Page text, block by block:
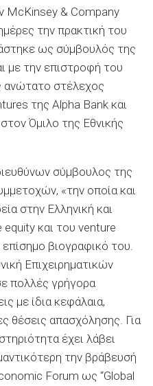
McKinsey & Company
την πρακτική του
ως σύμβουλός της
με την επιστροφή του
ανώτατο στέλεχος
της Alpha Bank και
Όμιλο της Εθνικής
σύμβουλος της
«την οποία και
στην Ελληνική και
και του venture
βιογραφικό του.
Επιχειρηματικών
πολλές γρήγορα
με ίδια κεφάλαια,
θέσεις απασχόλησης. Για
έχει λάβει
την βράβευσή
Forum ως “Global